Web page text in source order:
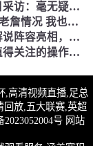
【推荐】太扎心了！亚马尔现任女友昔日采访：毫无疑问更喜欢贝林
[热火]富保罗：莱利没有每天打电话问我老詹情况 我也告知其他
【足球】当卡里乌斯老婆遇上孔蒂！这解说阵容亮相，排场直接拉满
【值得一看】盘点休赛期那些被低估却值得关注的操作：尚帕尼低价
,高清视频直播,足总
回放,五大联赛,英超
2023052004号 网站